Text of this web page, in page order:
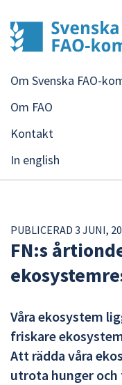
Om Svenska FAO-
Om FAO
Kontakt
In english
PUBLICERAD 3 JUNI,
FN:s
Våra ekosystem
friskare
Att rädda våra
utrota hunger